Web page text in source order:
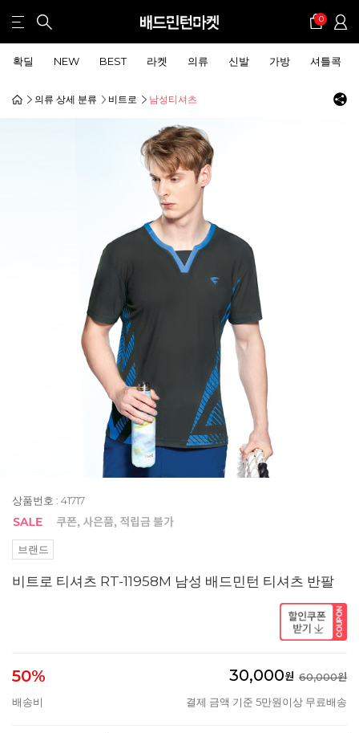
0
확딜 NEW BEST 라켓 의류 신발 가방 셔틀콕
의류 상세 분류 비트로 남성티셔츠
상품번호 : 41717
브랜드
비트로 티셔츠 RT-11958M 남성 배드민턴 티셔츠 반팔
50% 30,000원 60,000원
배송비
결제 금액 기준 5만원이상 무료배송